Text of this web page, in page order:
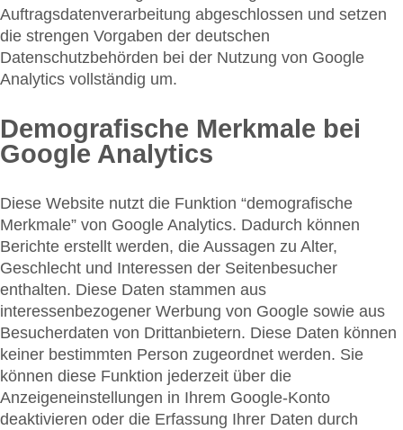
Auftragsdatenverarbeitung abgeschlossen und setzen
die strengen Vorgaben der deutschen
Datenschutzbehörden bei der Nutzung von Google
Analytics vollständig um.
Demografische Merkmale bei
Google Analytics
Diese Website nutzt die Funktion “demografische
Merkmale” von Google Analytics. Dadurch können
Berichte erstellt werden, die Aussagen zu Alter,
Geschlecht und Interessen der Seitenbesucher
enthalten. Diese Daten stammen aus
interessenbezogener Werbung von Google sowie aus
Besucherdaten von Drittanbietern. Diese Daten können
keiner bestimmten Person zugeordnet werden. Sie
können diese Funktion jederzeit über die
Anzeigeneinstellungen in Ihrem Google-Konto
deaktivieren oder die Erfassung Ihrer Daten durch